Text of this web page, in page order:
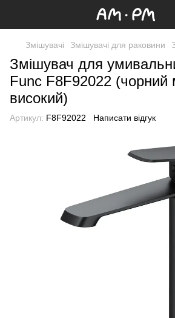
Змішувачі Змішувачі для раковини
Змішувач для
Func F8F92022 (чорний
високий)
Артикул: F8F92022 Написати відгук